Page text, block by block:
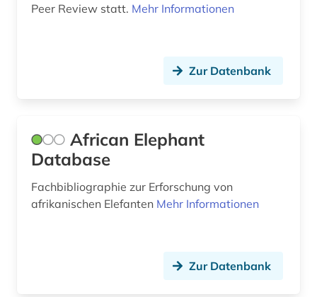
bestäubungsökologie (1)
bibliographie (1)
bibliothek (1)
bibliothekswesen: medizin (1)
bildgebendes verfahren (1)
Peer Review statt. Mehr Informationen
Zur Datenbank
African Elephant
Database
Fachbibliographie zur Erforschung von
afrikanischen Elefanten Mehr Informationen
Zur Datenbank